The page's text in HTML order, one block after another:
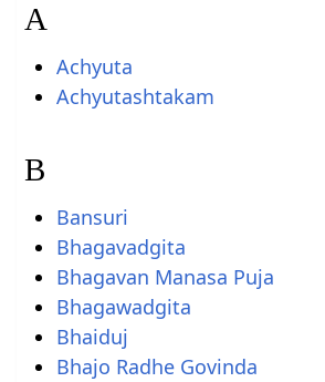
A
Achyuta
Achyutashtakam
B
Bansuri
Bhagavadgita
Bhagavan Manasa Puja
Bhagawadgita
Bhaiduj
Bhajo Radhe Govinda